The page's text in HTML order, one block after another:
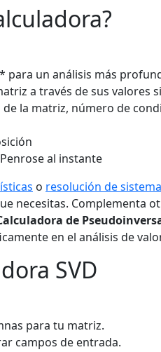
para un análisis más
a través de sus valores
la matriz, número de
al instante
o resolución de
necesitas. Complementa
de
en el análisis de
SVD
para tu matriz.
campos de entrada.